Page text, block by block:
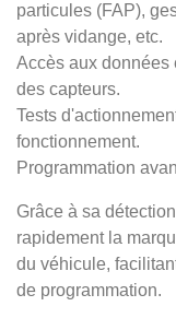
particules (FAP),
après vidange, etc.
Accès aux données
des capteurs.
Tests
fonctionnement.
Programmation
Grâce à sa
rapidement la
du véhicule,
de programmation.